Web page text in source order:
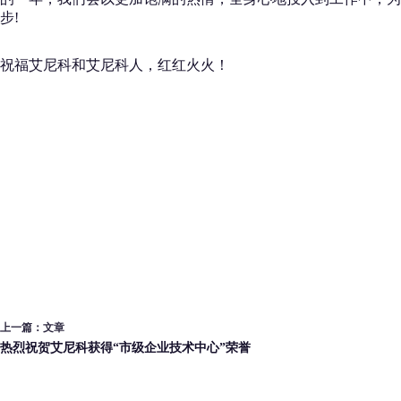
步!
祝福艾尼科和艾尼科人，红红火火！
上一篇： 文章
热烈祝贺艾尼科获得“市级企业技术中心”荣誉